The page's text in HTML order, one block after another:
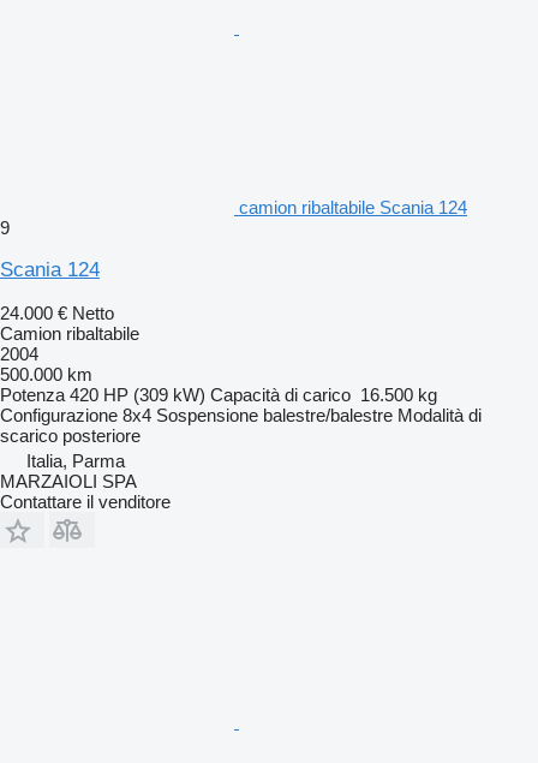
camion ribaltabile Scania 124
9
Scania 124
24.000 € Netto
Camion ribaltabile
2004
500.000 km
Potenza 420 HP (309 kW) Capacità di carico 16.500 kg
Configurazione 8x4 Sospensione balestre/balestre Modalità di
scarico posteriore
Italia, Parma
MARZAIOLI SPA
Contattare il venditore